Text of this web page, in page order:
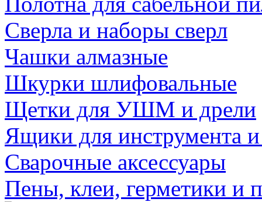
Сверла и наборы сверл
Чашки алмазные
Шкурки шлифовальные
Щетки для УШМ и дрели
Ящики для инструмента
Сварочные аксессуары
Пены, клеи, герметики и